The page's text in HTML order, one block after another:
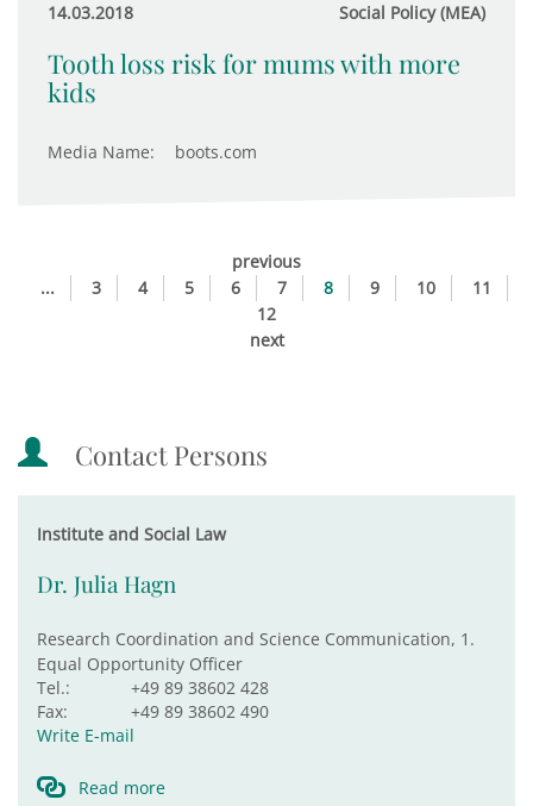
14.03.2018 Social Policy (MEA)
Tooth loss risk for mums with more
kids
Media Name: boots.com
previous
...
3 4 5 6 7 8 9 10
11
12
next
Contact Persons
Institute and Social Law
Dr. Julia Hagn
Research Coordination and Science Communication, 1.
Equal Opportunity Officer
Tel.:
+49 89 38602 428
Fax:
+49 89 38602 490
Write E-mail
Read more